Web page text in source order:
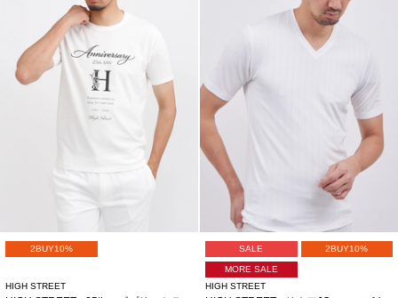
2BUY10%
HIGH STREET
SALE 2BUY10%
MORE SALE
HIGH STREET